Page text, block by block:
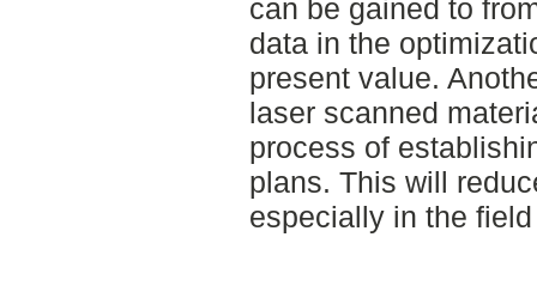
can be gained to
data in the
present value.
laser scanned
process of
plans. This will
especially in the